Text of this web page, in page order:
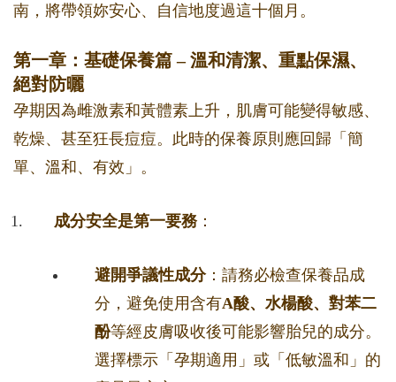
南，將帶領妳安心、自信地度過這十個月。
第一章：基礎保養篇 – 溫和清潔、重點保濕、
絕對防曬
孕期因為雌激素和黃體素上升，肌膚可能變得敏感、
乾燥、甚至狂長痘痘。此時的保養原則應回歸「簡
單、溫和、有效」。
成分安全是第一要務：
避開爭議性成分：請務必檢查保養品成
分，避免使用含有A酸、水楊酸、對苯二
酚等經皮膚吸收後可能影響胎兒的成分。
選擇標示「孕期適用」或「低敏溫和」的